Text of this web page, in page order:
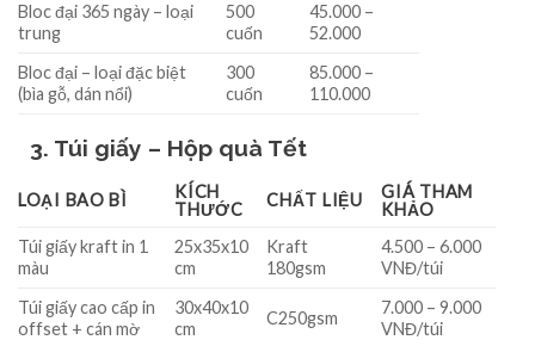
Bloc đại 365 ngày – loại
trung
500
cuốn
45.000 –
52.000
Bloc đại – loại đặc biệt
(bìa gỗ, dán nổi)
300
cuốn
85.000 –
110.000
3. Túi giấy – Hộp quà Tết
LOẠI BAO BÌ
KÍCH
THƯỚC
CHẤT LIỆU
GIÁ THAM
KHẢO
Túi giấy kraft in 1
màu
25x35x10
cm
Kraft
180gsm
4.500 – 6.000
VNĐ/túi
Túi giấy cao cấp in
offset + cán mờ
30x40x10
cm
C250gsm
7.000 – 9.000
VNĐ/túi